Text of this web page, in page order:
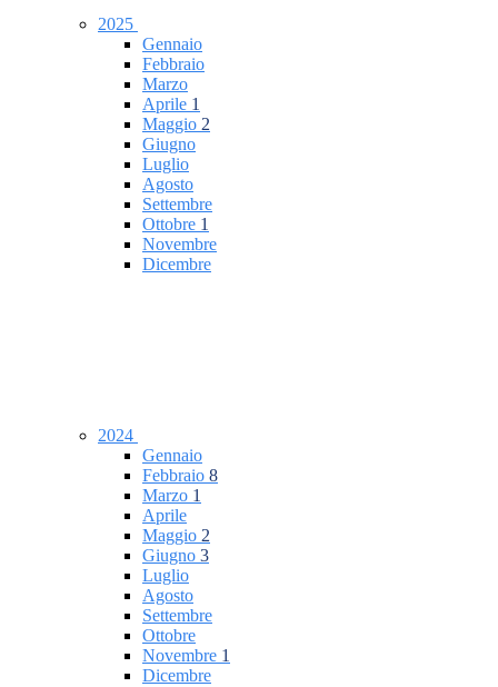
2025
Gennaio
Febbraio
Marzo
Aprile 1
Maggio 2
Giugno
Luglio
Agosto
Settembre
Ottobre 1
Novembre
Dicembre
2024
Gennaio
Febbraio 8
Marzo 1
Aprile
Maggio 2
Giugno 3
Luglio
Agosto
Settembre
Ottobre
Novembre 1
Dicembre